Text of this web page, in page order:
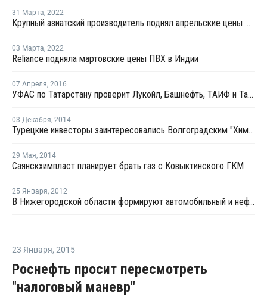
31 Марта, 2022
Крупный азиатский производитель поднял апрельские цены ПВХ для Китая на USD80 за тонну
03 Марта, 2022
Reliance подняла мартовские цены ПВХ в Индии
07 Апреля, 2016
УФАС по Татарстану проверит Лукойл, Башнефть, ТАИФ и Татнефть на предмет сговора
03 Декабря, 2014
Турецкие инвесторы заинтересовались Волгоградским "Химпромом"
29 Мая, 2014
Саянскхимпласт планирует брать газ с Ковыктинского ГКМ
25 Января, 2012
В Нижегородской области формируют автомобильный и нефтехимический кластеры
23 Января, 2015
Роснефть просит пересмотреть
"налоговый маневр"